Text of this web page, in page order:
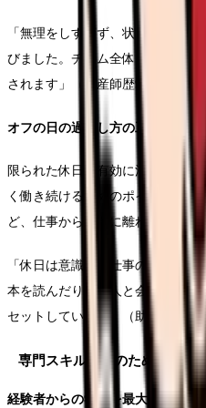
「無理をしすぎず、状況に応じ
びました。チーム全体で支え合う
されます」（助産師歴9年・Jさん）
オフの日の過ごし方の工夫
限られた休日を有効に活用し、
く働き続けるためのポイントです
ど、仕事から完全に離れる時間を
「休日は意識して仕事のことを
本を読んだり、友人と会ったり、
セットしています」（助産師歴4年
専門スキル習得のための効果
経験者からの学びを最大化する